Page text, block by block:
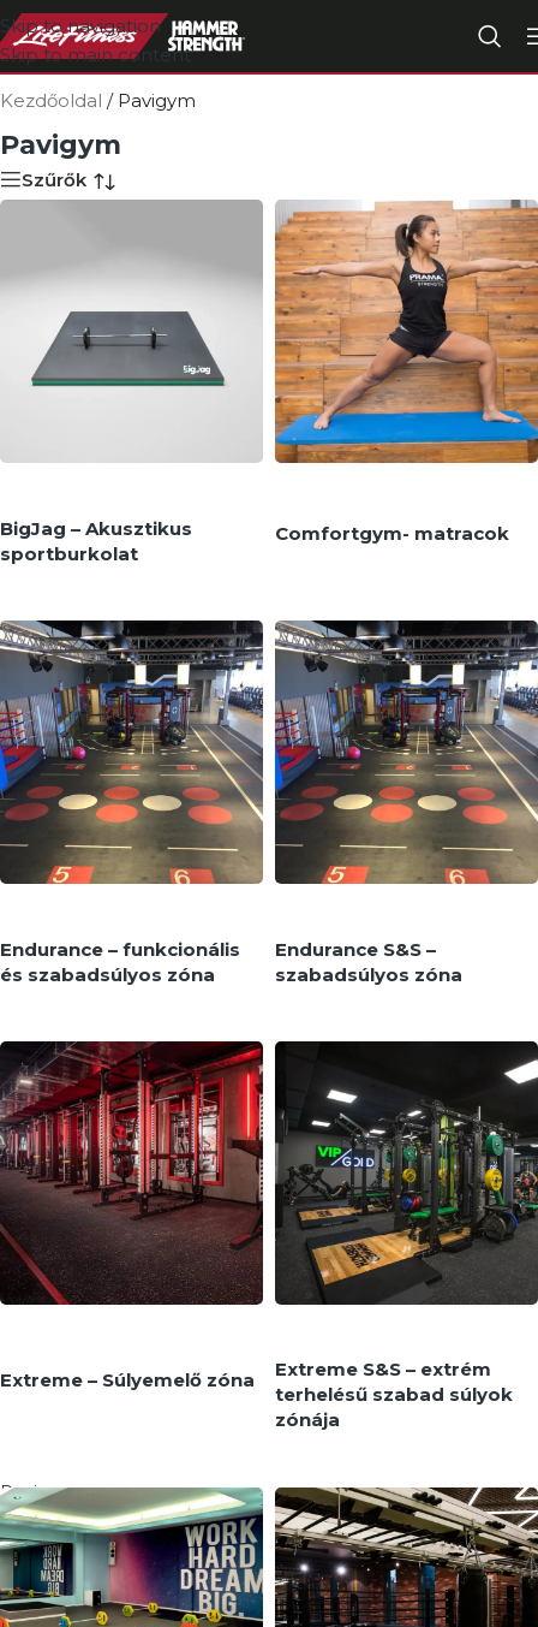
Skip to navigation
Skip to main content
Kezdőoldal / Pavigym
Pavigym
Szűrők
BigJag – Akusztikus
sportburkolat
Pavigym
MEGNÉZEM
Comfortgym- matracok
Pavigym
MEGNÉZEM
Endurance – funkcionális
és szabadsúlyos zóna
Pavigym
MEGNÉZEM
Endurance S&S –
szabadsúlyos zóna
MEGNÉZEM
Extreme – Súlyemelő zóna
Pavigym
Extreme S&S – extrém
terhelésű szabad súlyok
zónája
Pavigym